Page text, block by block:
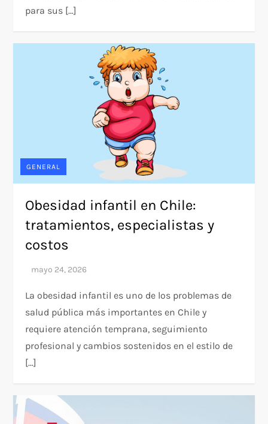
para sus […]
GENERAL
Obesidad infantil en Chile:
tratamientos, especialistas y
costos
La obesidad infantil es uno de los problemas de
salud pública más importantes en Chile y
requiere atención temprana, seguimiento
profesional y cambios sostenidos en el estilo de
[…]